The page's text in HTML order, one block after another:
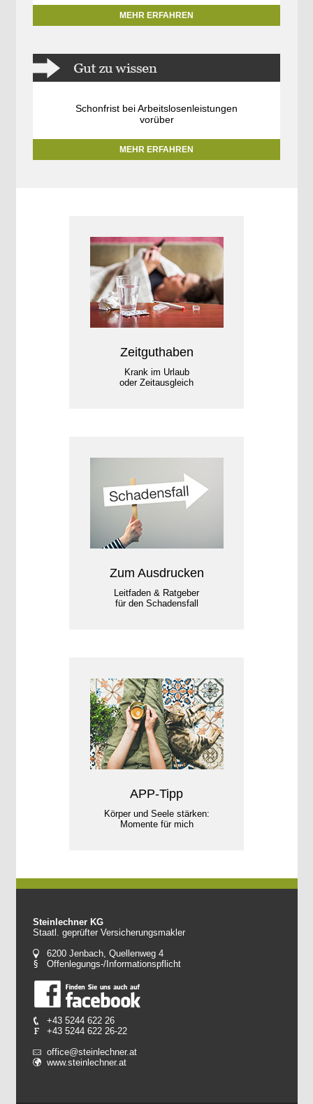
MEHR ERFAHREN
Schonfrist bei Arbeitslosenleistungen
vorüber
MEHR ERFAHREN
Zeitguthaben
Krank im Urlaub
oder Zeitausgleich
Zum Ausdrucken
Leitfaden & Ratgeber
für den Schadensfall
APP-Tipp
Körper und Seele stärken:
Momente für mich
Steinlechner KG
Staatl. geprüfter Versicherungsmakler
6200 Jenbach, Quellenweg 4
Offenlegungs-/Informationspflicht
+43 5244 622 26
+43 5244 622 26-22
office@steinlechner.at
www.steinlechner.at